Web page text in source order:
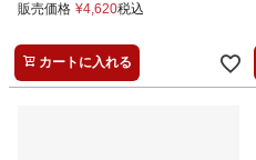
販売価格 ¥4,620税込
カートに入れる